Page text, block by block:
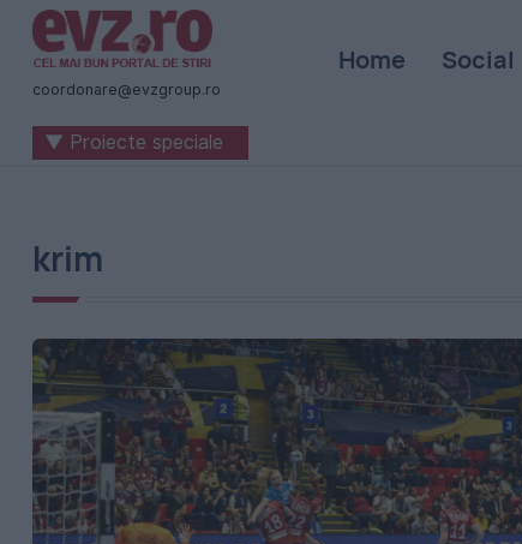
Știri
naționale
internaționale
România
-
Zilei
coordonare@evzgroup.ro
Home Social
▼ Proiecte speciale
krim